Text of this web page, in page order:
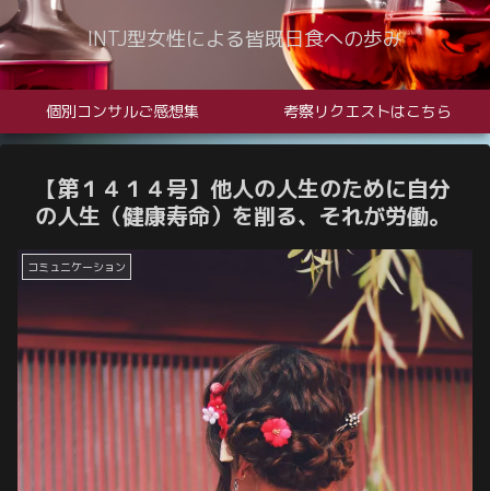
INTJ型女性による皆既日食への歩み
個別コンサルご感想集 考察リクエストはこちら
【第１４１４号】他人の人生のために自分
の人生（健康寿命）を削る、それが労働。
コミュニケーション